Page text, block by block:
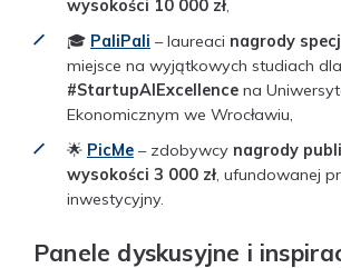
wysokości 10 000 zł,
🎓 PaliPali – laureaci nagrody
miejsce na wyjątkowych studiach
#StartupAIExcellence na
Ekonomicznym we Wrocławiu,
🌟 PicMe – zdobywcy nagrody
wysokości 3 000 zł, ufundowanej
inwestycyjny.
Panele dyskusyjne i